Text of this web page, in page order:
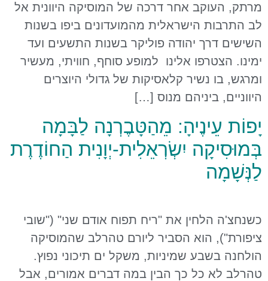
מרתק, העוקב אחר דרכה של המוסיקה היוונית אל
לב התרבות הישראלית מהמועדונים ביפו בשנות
השישים דרך יהודה פוליקר בשנות התשעים ועד
ימינו. הצטרפו אלינו למופע סוחף, חוויתי, מעשיר
ומרגש, בו נשיר קלאסיקות של גדולי היוצרים
היווניים, ביניהם מנוס […]
יָפוֹת עֵינֶיהָ: מֵהַטָּבֶרְנָה לַבָּמָה
בְּמוּסִיקָה יִשְׂרְאֵלִית-יְוָנִית הַחוֹדֶרֶת
לַנְּשָׁמָה
כשנחצ'ה הלחין את "ריח תפוח אודם שני" ("שובי
ציפורת"), הוא הסביר ליורם טהרלב שהמוסיקה
הולחנה בשבע שמיניות, משקל ים תיכוני נפוץ.
טהרלב לא כל כך הבין במה דברים אמורים, אבל